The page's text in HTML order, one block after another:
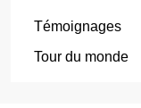
Témoignages
Tour du monde